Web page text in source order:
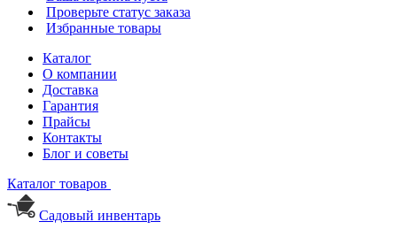
Проверьте статус заказа
Избранные товары
Каталог
О компании
Доставка
Гарантия
Прайсы
Контакты
Блог и советы
Каталог товаров
Садовый инвентарь